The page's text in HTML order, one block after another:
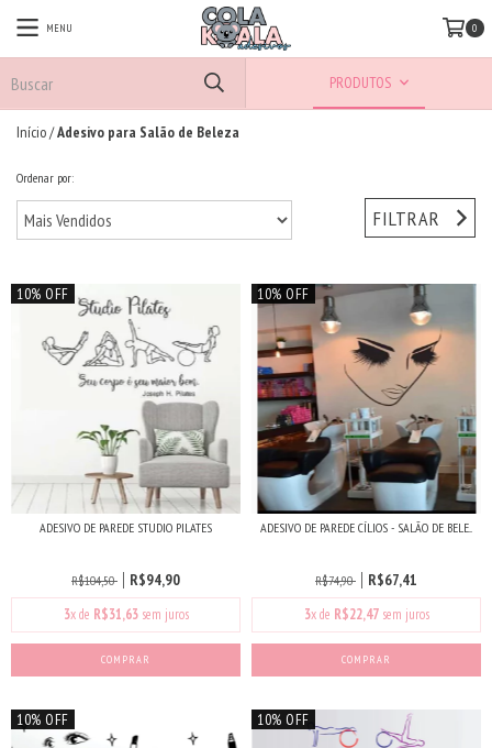
MENU 0
PRODUTOS
Início/Adesivo para Salão de Beleza
Ordenar por:
FILTRAR
10% OFF
ADESIVO DE PAREDE STUDIO PILATES
R$104,50 R$94,90
3x de R$31,63sem juros
10% OFF
ADESIVO DE PAREDE CÍLIOS - SALÃO DE BELE...
R$74,90 R$67,41
3x de R$22,47sem juros
COMPRAR
10% OFF 10% OFF